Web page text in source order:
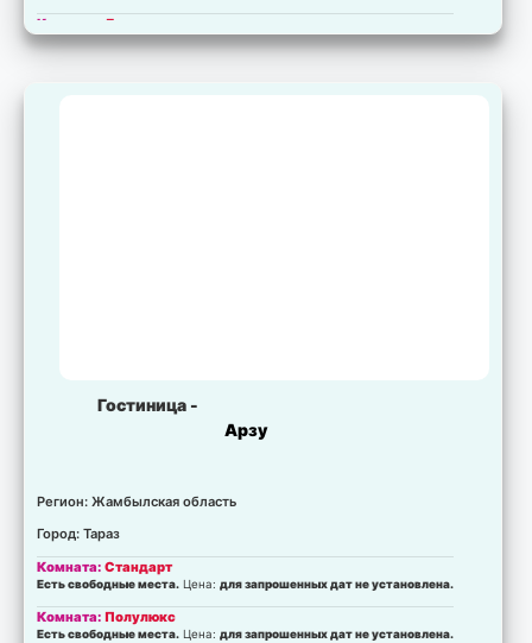
Комната: Люкс
Гостиница -
Арзу
Регион: Жамбылская область
Город: Тараз
Комната:Стандарт
Есть свободные места. Цена:для запрошенных дат не установлена.
Комната:Полулюкс
Есть свободные места. Цена:для запрошенных дат не установлена.